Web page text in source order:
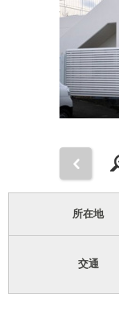
所在地
交通